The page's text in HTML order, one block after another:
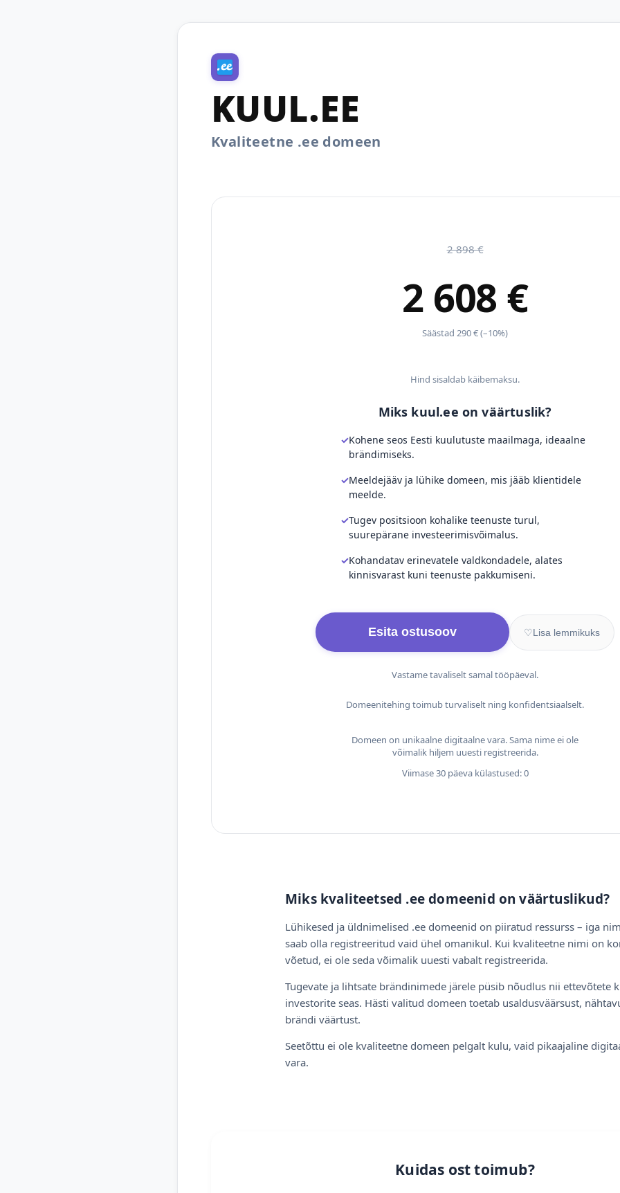
KUUL.EE
Kvaliteetne .ee domeen
2 898 €
2 608 €
Säästad 290 € (–10%)
Hind sisaldab käibemaksu.
Miks kuul.ee on väärtuslik?
Kohene seos Eesti kuulutuste maailmaga, ideaalne
brändimiseks.
Meeldejääv ja lühike domeen, mis jääb klientidele
meelde.
Tugev positsioon kohalike teenuste turul,
suurepärane investeerimisvõimalus.
Kohandatav erinevatele valdkondadele, alates
kinnisvarast kuni teenuste pakkumiseni.
Esita ostusoov ♡Lisa lemmikuks
Vastame tavaliselt samal tööpäeval.
Domeenitehing toimub turvaliselt ning konfidentsiaalselt.
Domeen on unikaalne digitaalne vara. Sama nime ei ole
võimalik hiljem uuesti registreerida.
Viimase 30 päeva külastused: 0
Miks kvaliteetsed .ee domeenid on väärtuslikud?
Lühikesed ja üldnimelised .ee domeenid on piiratud ressurss – iga
saab olla registreeritud vaid ühel omanikul. Kui kvaliteetne nimi on
võetud, ei ole seda võimalik uuesti vabalt registreerida.
Tugevate ja lihtsate brändinimede järele püsib nõudlus nii ettevõtete
investorite seas. Hästi valitud domeen toetab usaldusväärsust,
brändi väärtust.
Seetõttu ei ole kvaliteetne domeen pelgalt kulu, vaid pikaajaline
vara.
Kuidas ost toimub?